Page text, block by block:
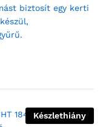
biztosít egy kerti
Készlethiány